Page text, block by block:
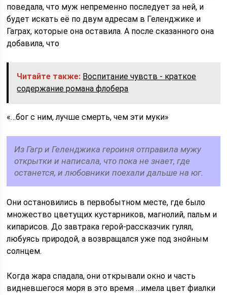
поведала, что муж непременно последует за ней, и
будет искать её по двум адресам в Геленджике и
Гаграх, которые она оставила. А после сказанного она
добавила, что
Читайте также: Воспитание чувств - краткое
содержание романа флобера
«…бог с ним, лучше смерть, чем эти муки»
Из Гагр и Геленджика героиня отправила мужу
открытки и написала, что пока не знает, где
останется, и любовники поехали дальше на юг.
Они остановились в первобытном месте, где было
множество цветущих кустарников, магнолий, пальм и
кипарисов. До завтрака герой-рассказчик гулял,
любуясь природой, а возвращался уже под знойным
солнцем.
Когда жара спадала, они открывали окно и часть
видневшегося моря в это время …имела цвет фиалки